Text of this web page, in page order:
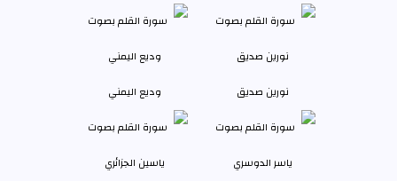
نورين صديق وديع اليمني